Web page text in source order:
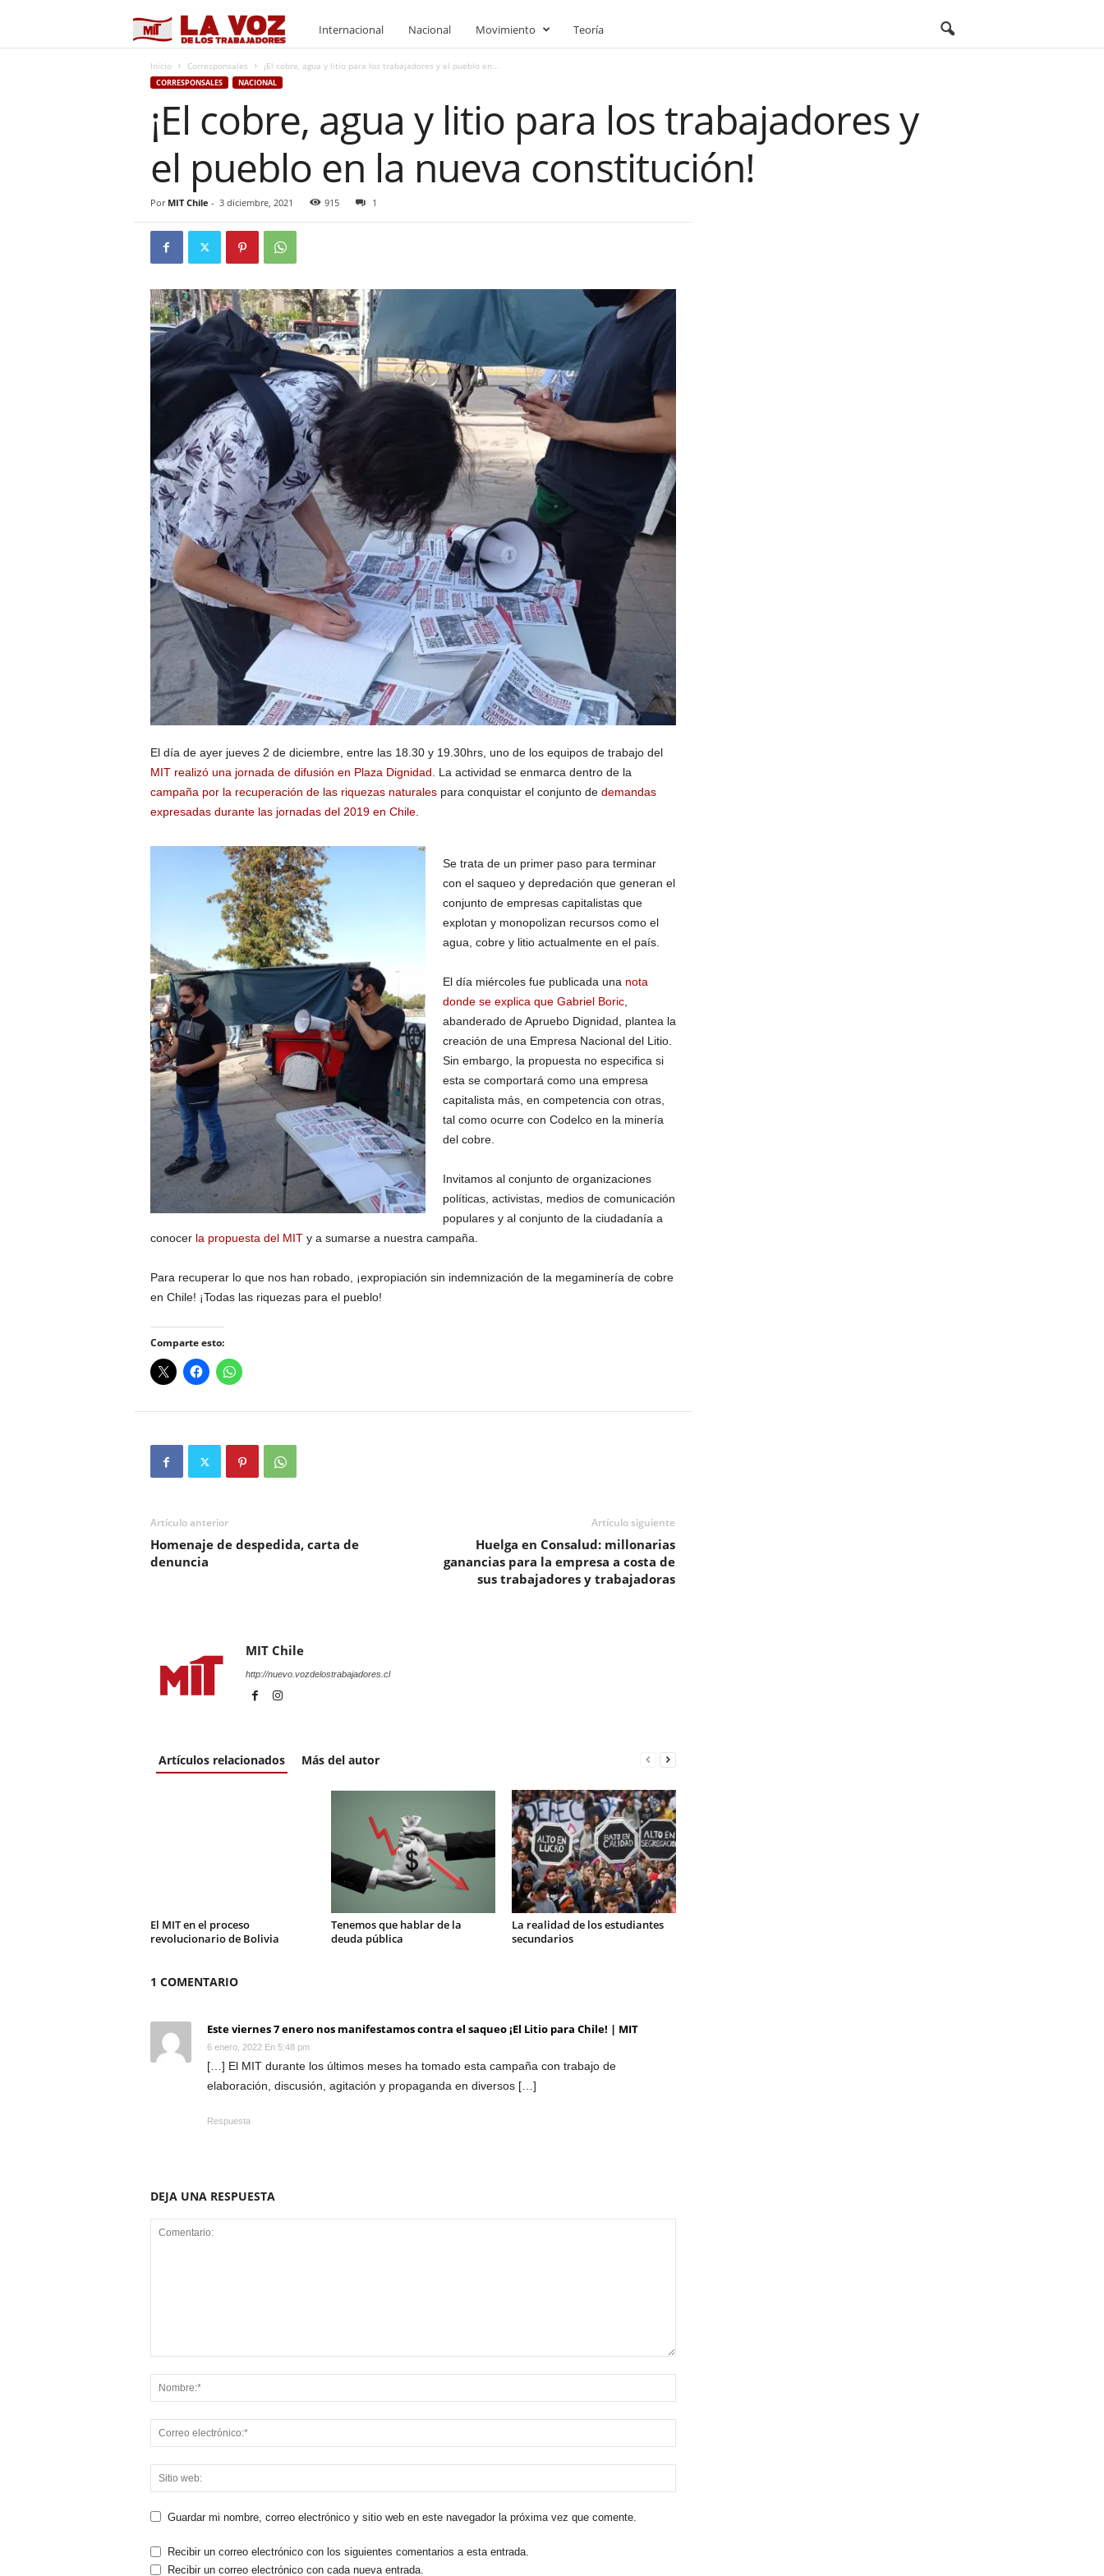
I
Internacional Nacional Movimiento Teoría
Inicio Corresponsales ¡El cobre, agua y litio para los trabajadores y el pueblo en...
CORRESPONSALES NACIONAL
¡El cobre, agua y litio para los trabajadores y
el pueblo en la nueva constitución!
Por MIT Chile - 3 diciembre, 2021 915 1
El día de ayer jueves 2 de diciembre, entre las 18.30 y 19.30hrs, uno de los equipos de trabajo del
MIT realizó una jornada de difusión en Plaza Dignidad. La actividad se enmarca dentro de la
campaña por la recuperación de las riquezas naturalespara conquistar el conjunto de demandas
expresadas durante las jornadas del 2019 en Chile.
Se trata de un primer paso para terminar
con el saqueo y depredación que generan el
conjunto de empresas capitalistas que
explotan y monopolizan recursos como el
agua, cobre y litio actualmente en el país.
El día miércoles fue publicada una nota
donde se explica que Gabriel Boric,
abanderado de Apruebo Dignidad, plantea la
creación de una Empresa Nacional del Litio.
Sin embargo, la propuesta no especifica si
esta se comportará como una empresa
capitalista más, en competencia con otras,
tal como ocurre con Codelco en la minería
del cobre.
Invitamos al conjunto de organizaciones
políticas, activistas, medios de comunicación
populares y al conjunto de la ciudadanía a
conocer la propuesta del MITy a sumarse a nuestra campaña.
Para recuperar lo que nos han robado, ¡expropiación sin indemnización de la megaminería de cobre
en Chile! ¡Todas las riquezas para el pueblo!
Comparte esto:
Artículo anterior
Homenaje de despedida, carta de
denuncia
Artículo siguiente
Huelga en Consalud: millonarias
ganancias para la empresa a costa de
sus trabajadores y trabajadoras
MIT Chile
http://nuevo.vozdelostrabajadores.cl
Artículos relacionados Más del autor
El MIT en el proceso
revolucionario de Bolivia
Tenemos que hablar de la
deuda pública
La realidad de los estudiantes
secundarios
1 COMENTARIO
Este viernes 7 enero nos manifestamos contra el saqueo ¡El Litio para Chile! | MIT
6 enero, 2022 En 5:48 pm
[…] El MIT durante los últimos meses ha tomado esta campaña con trabajo de
elaboración, discusión, agitación y propaganda en diversos […]
Respuesta
DEJA UNA RESPUESTA
Guardar mi nombre, correo electrónico y sitio web en este navegador la próxima vez que comente.
Recibir un correo electrónico con los siguientes comentarios a esta entrada.
Recibir un correo electrónico con cada nueva entrada.